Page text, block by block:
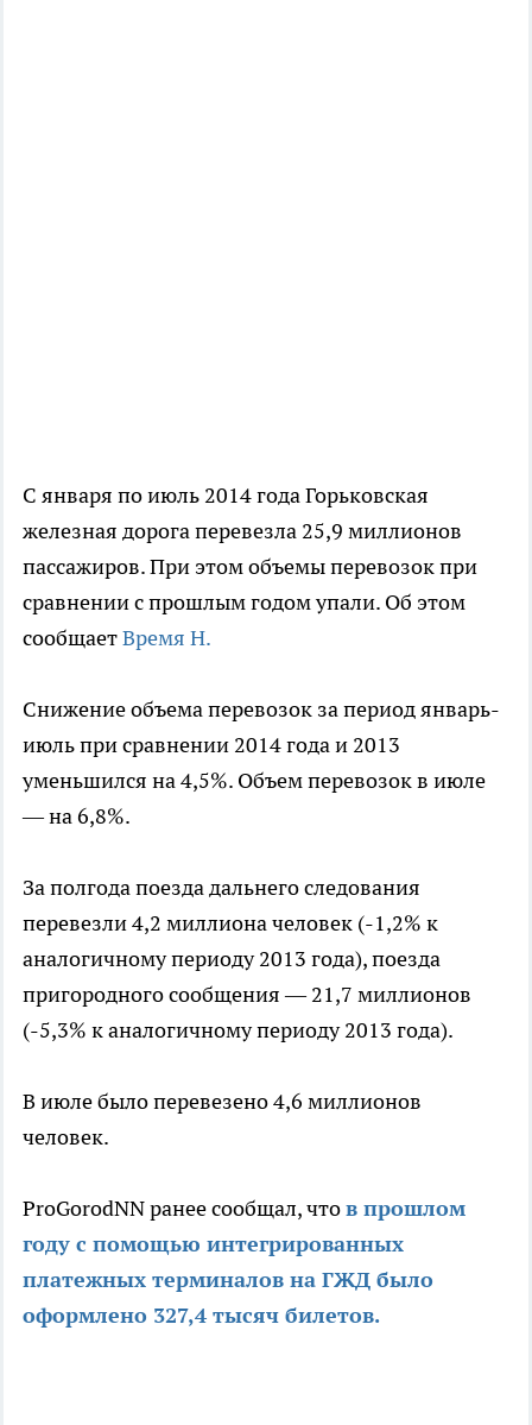
С января по июль 2014 года Горьковская
железная дорога перевезла 25,9 миллионов
пассажиров. При этом объемы перевозок при
сравнении с прошлым годом упали. Об этом
сообщаетВремя Н.
Снижение объема перевозок за период январь-
июль при сравнении 2014 года и 2013
уменьшился на 4,5%. Объем перевозок в июле
— на 6,8%.
За полгода поезда дальнего следования
перевезли 4,2 миллиона человек (-1,2% к
аналогичному периоду 2013 года), поезда
пригородного сообщения — 21,7 миллионов
(-5,3% к аналогичному периоду 2013 года).
В июле было перевезено 4,6 миллионов
человек.
ProGorodNN ранее сообщал, чтов прошлом
году с помощью интегрированных
платежных терминалов на ГЖД было
оформлено 327,4 тысяч билетов.